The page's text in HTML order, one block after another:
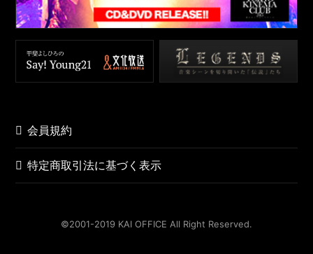
会員規約
特定商取引法に基づく表示
©️2001-2019 KAI OFFICE All Right Reserved.